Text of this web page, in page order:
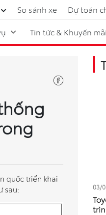
So sánh xe Dự toán
Tin tức & Khuyến mãi
quốc triển khai
sau: 03/